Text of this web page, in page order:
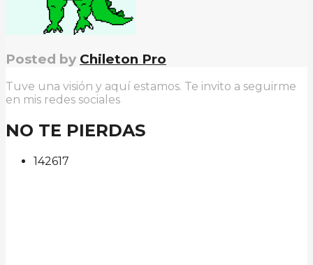
Posted by Chileton Pro
Tuve una visión y aquí estamos. Te invito a seguirme
en mis redes sociales
NO TE PIERDAS
142617